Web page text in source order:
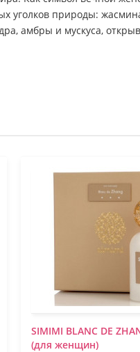
уголков природы:
амбры и мускуса,
SIMIMI BLANC DE
(для женщин)